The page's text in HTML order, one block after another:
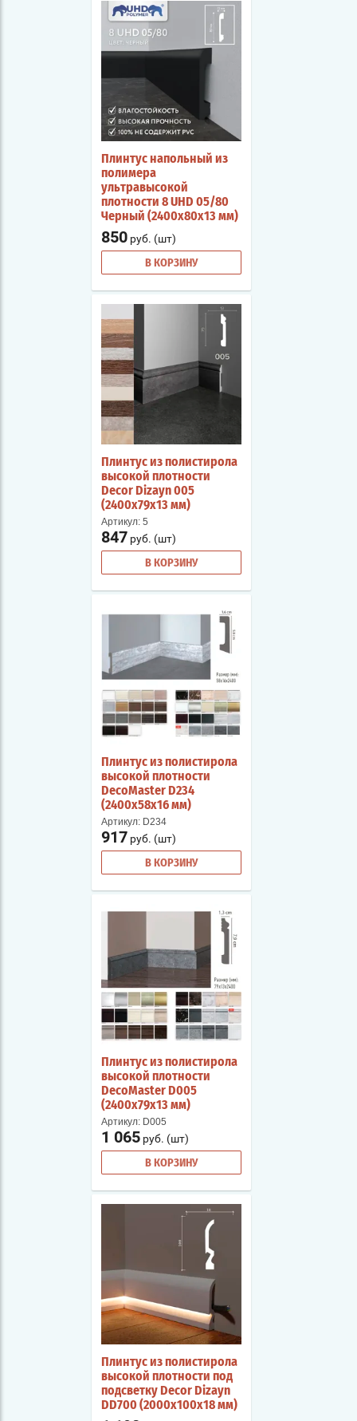
Плинтус напольный из
полимера
ультравысокой
плотности 8 UHD 05/80
Черный (2400х80х13 мм)
850 руб. (шт)
В КОРЗИНУ
Плинтус из полистирола
высокой плотности
Decor Dizayn 005
(2400х79х13 мм)
Артикул: 5
847 руб. (шт)
В КОРЗИНУ
Плинтус из полистирола
высокой плотности
DecoMaster D234
(2400х58х16 мм)
Артикул: D234
917 руб. (шт)
В КОРЗИНУ
Плинтус из полистирола
высокой плотности
DecoMaster D005
(2400х79х13 мм)
Артикул: D005
1 065 руб. (шт)
В КОРЗИНУ
Плинтус из полистирола
высокой плотности под
подсветку Decor Dizayn
DD700 (2000х100х18 мм)